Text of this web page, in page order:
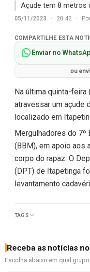
Açude tem 8 metros
05/11/2023 · 20:42 · Por
COMPARTILHE ESTA
Enviar no
ou
Na última quinta-feira
atravessar um açude
localizado em
Mergulhadores do 7º
(BBM), em apoio aos
corpo do rapaz. O
(DPT) de Itapetinga
levantamento
TAGS
Receba as notícias
Escolha abaixo em qual